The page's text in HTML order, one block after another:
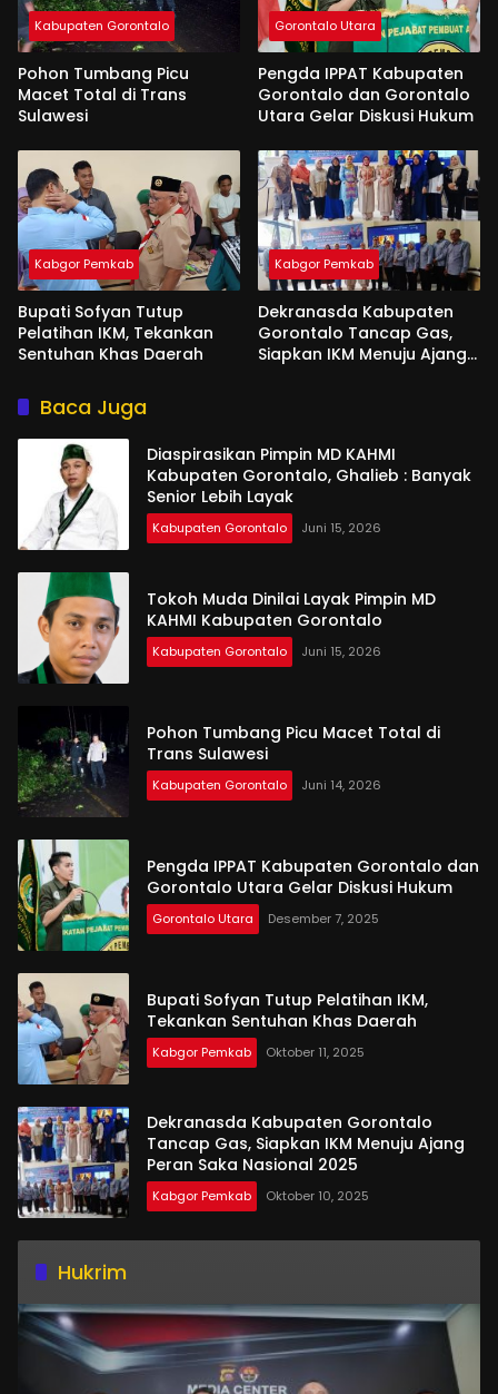
Kabupaten Gorontalo
Pohon Tumbang Picu
Macet Total di Trans
Sulawesi
Gorontalo Utara
Pengda IPPAT Kabupaten
Gorontalo dan Gorontalo
Utara Gelar Diskusi Hukum
Kabgor Pemkab
Bupati Sofyan Tutup
Pelatihan IKM, Tekankan
Sentuhan Khas Daerah
Kabgor Pemkab
Dekranasda Kabupaten
Gorontalo Tancap Gas,
Siapkan IKM Menuju Ajang
Baca Juga
Diaspirasikan Pimpin MD KAHMI
Kabupaten Gorontalo, Ghalieb : Banyak
Senior Lebih Layak
Kabupaten Gorontalo Juni 15, 2026
Tokoh Muda Dinilai Layak Pimpin MD
KAHMI Kabupaten Gorontalo
Kabupaten Gorontalo Juni 15, 2026
Pohon Tumbang Picu Macet Total di
Trans Sulawesi
Kabupaten Gorontalo Juni 14, 2026
Pengda IPPAT Kabupaten Gorontalo dan
Gorontalo Utara Gelar Diskusi Hukum
Gorontalo Utara Desember 7, 2025
Bupati Sofyan Tutup Pelatihan IKM,
Tekankan Sentuhan Khas Daerah
Kabgor Pemkab Oktober 11, 2025
Dekranasda Kabupaten Gorontalo
Tancap Gas, Siapkan IKM Menuju Ajang
Peran Saka Nasional 2025
Kabgor Pemkab Oktober 10, 2025
Hukrim